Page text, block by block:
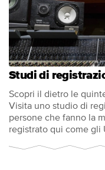
Studi di
Scopri il dietro le
Visita uno studio di
persone che fanno la
registrato qui come gli